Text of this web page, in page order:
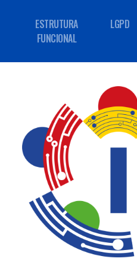
ESTRUTURA
FUNCIONAL
LGPD